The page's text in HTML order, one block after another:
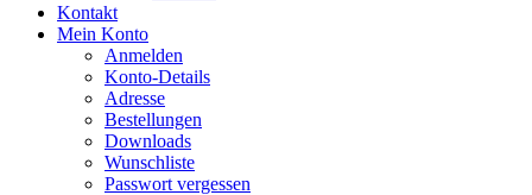
Kontakt
Mein Konto
Anmelden
Konto-Details
Adresse
Bestellungen
Downloads
Wunschliste
Passwort vergessen